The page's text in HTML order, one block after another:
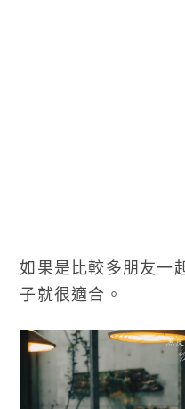
如果是比較多朋友一
子就很適合。